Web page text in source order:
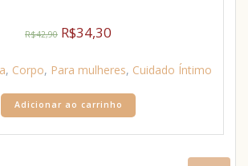
R$42,90 R$34,30
, Corpo, Para mulheres, Cuidado Íntimo
Adicionar ao carrinho